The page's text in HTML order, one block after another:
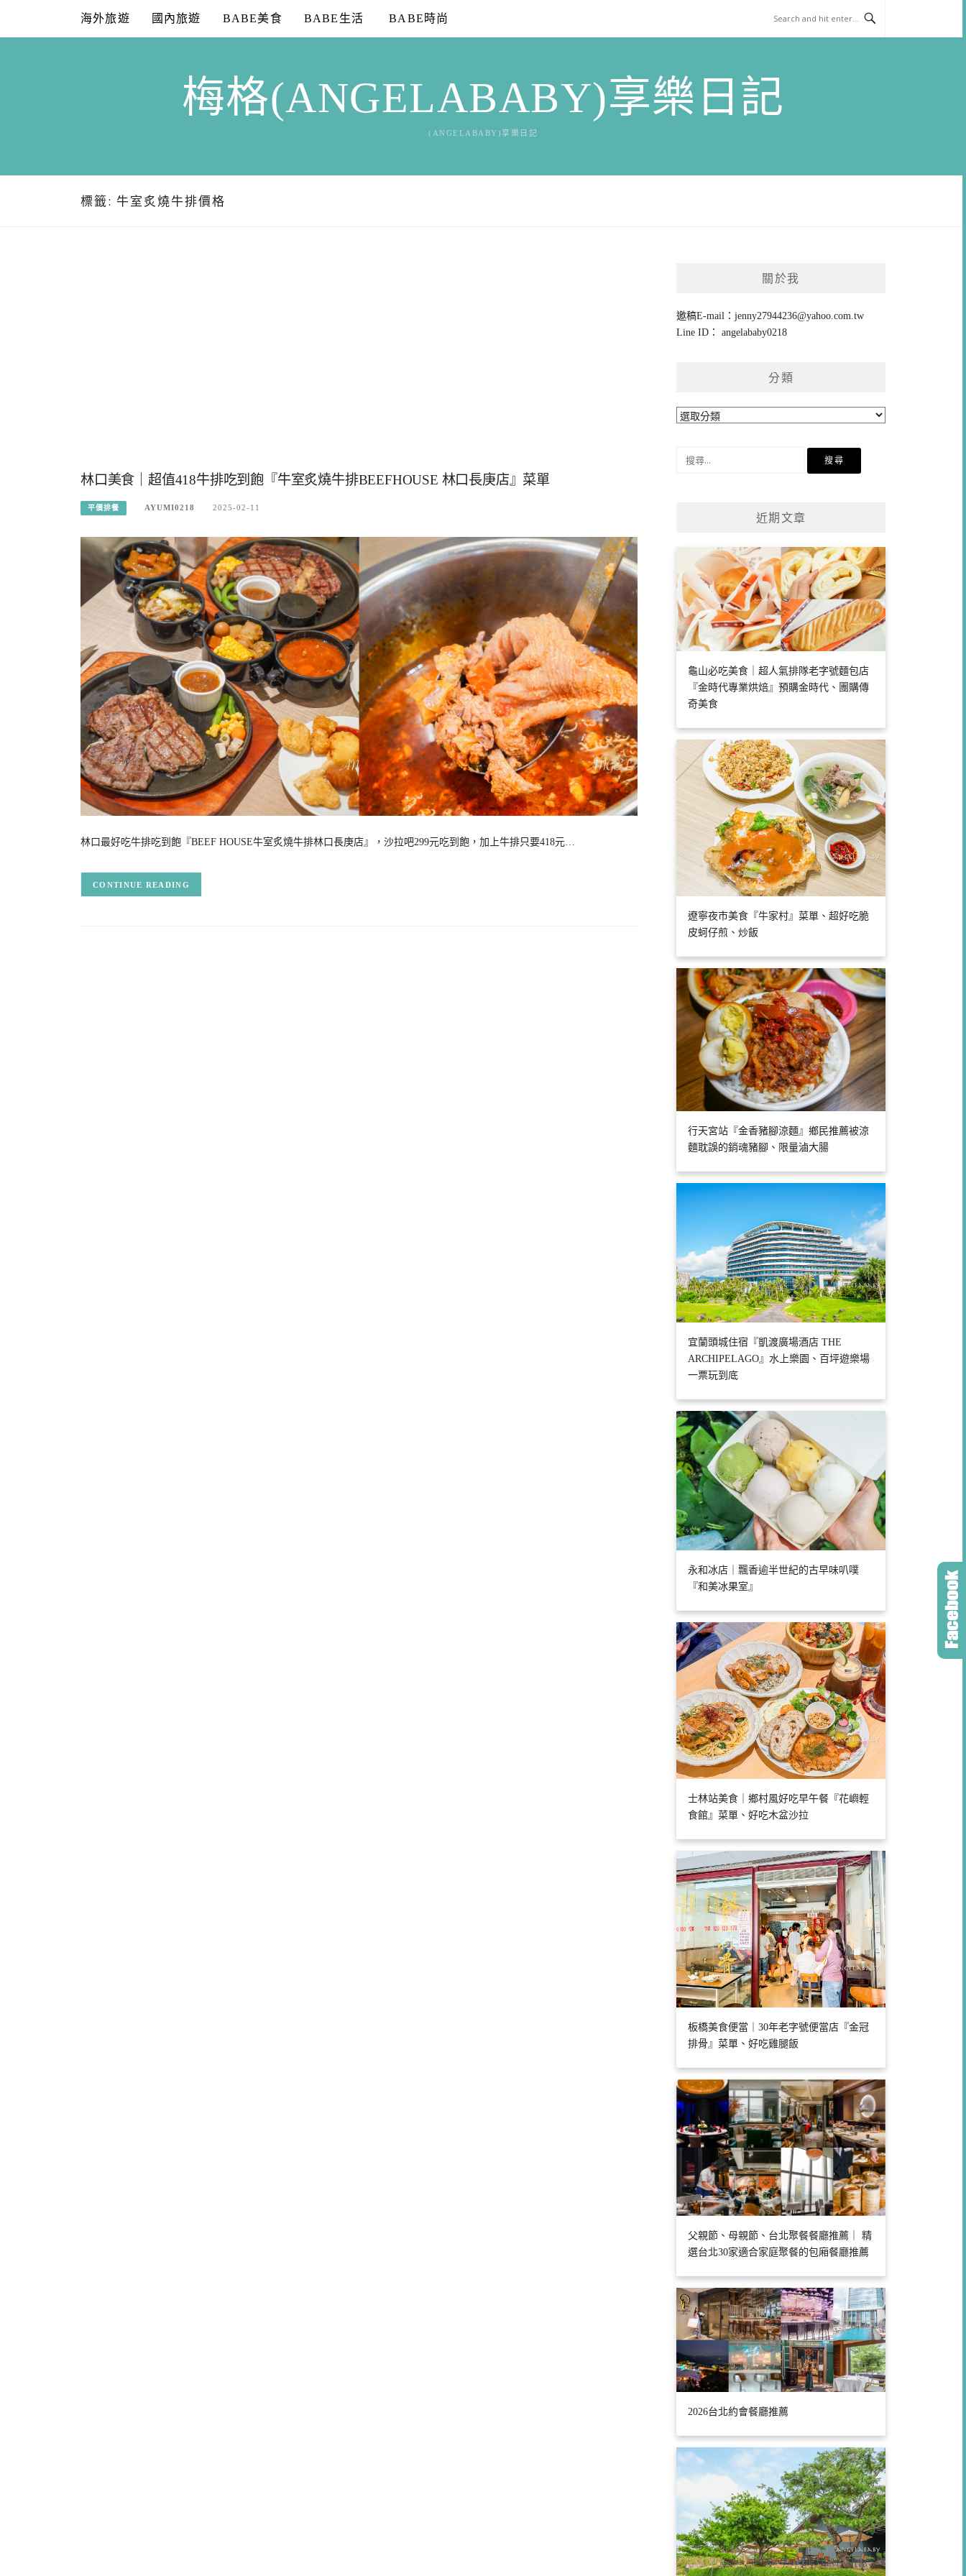
content
海外旅遊 國內旅遊 BABE美食 BABE生活 BABE時尚
梅格(ANGELABABY)享樂日記
(ANGELABABY)享樂日記
標籤: 牛室炙燒牛排價格
林口美食｜超值418牛排吃到飽『牛室炙燒牛排BEEFHOUSE 林口長庚店』菜單
平價排餐 AYUMI0218 2025-02-11
林口最好吃牛排吃到飽『BEEF HOUSE牛室炙燒牛排林口長庚店』，沙拉吧299元吃到飽，加上牛排只要418元…
CONTINUE READING
關於我
邀稿E-mail：jenny27944236@yahoo.com.tw
Line ID： angelababy0218
分類
分
近期文章
龜山必吃美食｜超人氣排隊老字號麵包店
『金時代專業烘焙』預購金時代、團購傳
奇美食
遼寧夜市美食『牛家村』菜單、超好吃脆
皮蚵仔煎、炒飯
行天宮站『金香豬腳涼麵』鄉民推薦被涼
麵耽誤的銷魂豬腳、限量滷大腸
宜蘭頭城住宿『凱渡廣場酒店 THE
ARCHIPELAGO』水上樂園、百坪遊樂場
一票玩到底
永和冰店｜飄香逾半世紀的古早味叭噗
『和美冰果室』
士林站美食｜鄉村風好吃早午餐『花嶼輕
食館』菜單、好吃木盆沙拉
板橋美食便當｜30年老字號便當店『金冠
排骨』菜單、好吃雞腿飯
父親節、母親節、台北聚餐餐廳推薦｜ 精
選台北30家適合家庭聚餐的包廂餐廳推薦
2026台北約會餐廳推薦